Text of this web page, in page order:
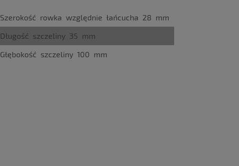
Szerokość rowka względnie łańcucha 28 mm
Długość szczeliny 35 mm
Głębokość szczeliny 100 mm